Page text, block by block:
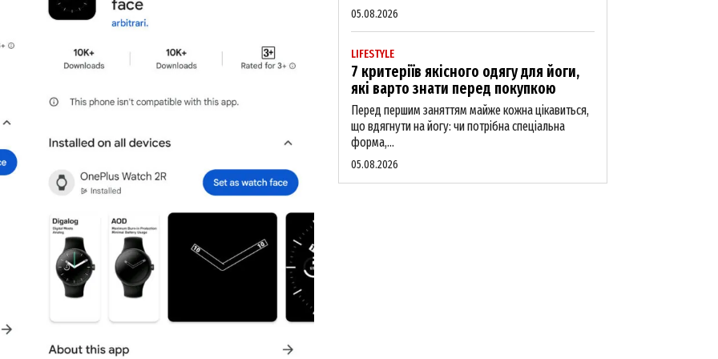
05.08.2026
LIFESTYLE
7 критеріїв якісного одягу для йоги,
які варто знати перед покупкою
Перед першим заняттям майже кожна цікавиться,
що вдягнути на йогу: чи потрібна спеціальна
форма,...
05.08.2026